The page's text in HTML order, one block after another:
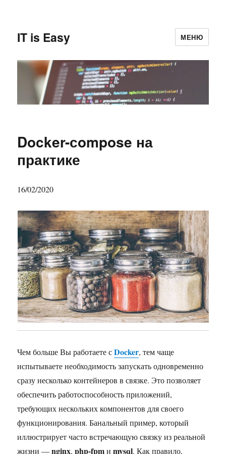
IT is Easy МЕНЮ
Docker-сompose на
практике
16/02/2020
Чем больше Вы работаете сDocker, тем чаще
испытываете необходимость запускать одновременно
сразу несколько контейнеров в связке. Это позволяет
обеспечить работоспособность приложений,
требующих нескольких компонентов для своего
функционирования. Банальный пример, который
иллюстрирует часто встречающую связку из реальной
жизни —nginx,php-fpmиmysql. Как правило,